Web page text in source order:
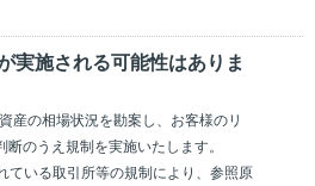
実施される可能性はありま
産の相場状況を勘案し、お客様のリ
のうえ規制を実施いたします。
ている取引所等の規制により、参照原